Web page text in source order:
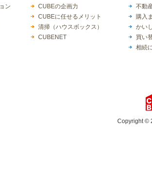
ン
CUBEの企画力
CUBEに任せるメリット
清掃（ハウスボックス）
CUBENET
不動
購入
かい
買い
相続
Copyright ©